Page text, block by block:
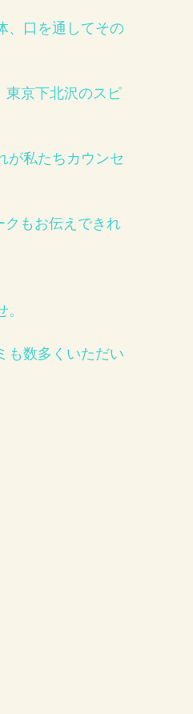
、口を通してその
東京下北沢のスピ
が私たちカウンセ
クもお伝えできれ
も数多くいただい